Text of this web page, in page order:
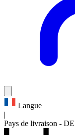
Langue
|
Pays de livraison - DE